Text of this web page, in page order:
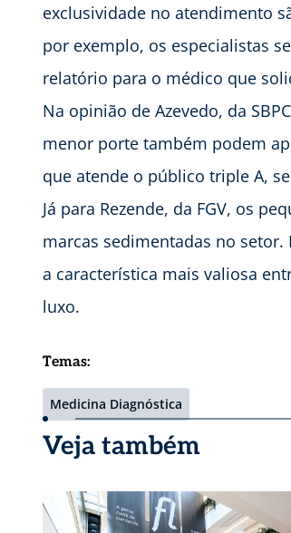
exclusividade no atendimento
por exemplo, os especialistas
relatório para o médico que
Na opinião de Azevedo, da
menor porte também podem
que atende o público triple A,
Já para Rezende, da FGV, os
marcas sedimentadas no
a característica mais valiosa
luxo.
Temas:
Medicina Diagnóstica
Veja também